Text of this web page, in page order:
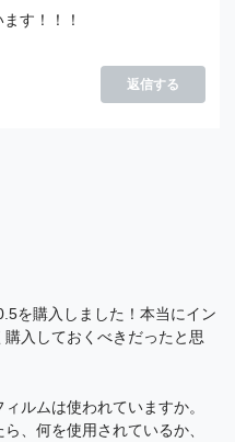
す！！！
返信する
を購入しました！本当にイン
入しておくべきだったと思
ルムは使われていますか。
、何を使用されているか、